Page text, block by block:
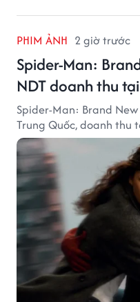
PHIM ẢNH 2 giờ trước
Spider-Man:
NDT doanh thu
Spider-Man: Brand
Trung Quốc, doanh thu